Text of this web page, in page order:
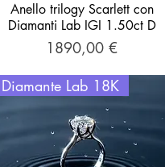
Vista rapida
Anello trilogy Scarlett con
Diamanti Lab IGI 1.50ct D
Prezzo
1890,00 €
Diamante Lab 18K